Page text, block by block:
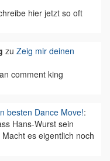
hier jetzt so oft
zu Zeig mir deinen
comment king
besten Dance Move!:
Hans-Wurst sein
es eigentlich noch